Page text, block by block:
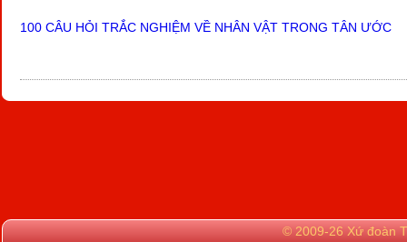
100 CÂU HỎI TRẮC NGHIỆM VỀ NHÂN VẬT TRONG TÂN ƯỚC
© 2009-26 Xứ đoàn